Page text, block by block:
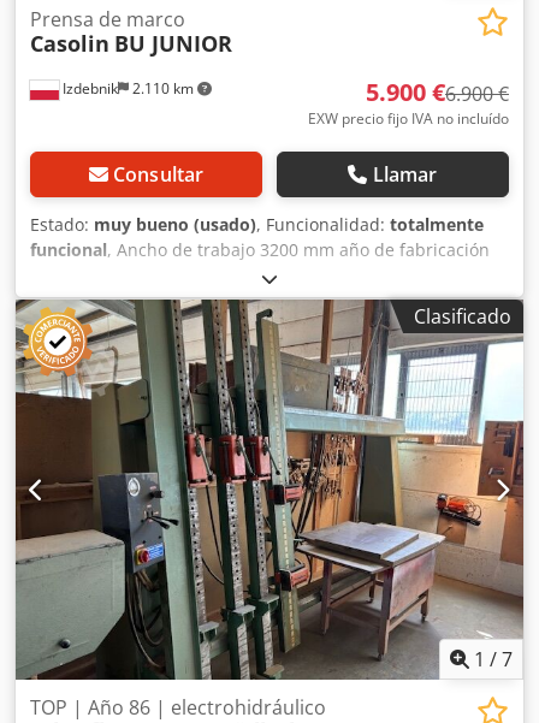
Izdebnik 2.110 km
Prensa de marco
Casolin BU JUNIOR
5.900 €6.900 €
EXW precio fijo IVA no incluído
Consultar Llamar
Estado: muy bueno (usado), Funcionalidad: totalmente
funcional, Ancho de trabajo 3200 mm año de fabricación
1992 potencia del motor 7 kW ajuste del tiempo de
prensado apertura automática interruptor de seguridad -
tirador de emergencia Crsdpsypg Rmofx Afpof Clasificado
1 /7
TOP | Año 86 | electrohidráulico